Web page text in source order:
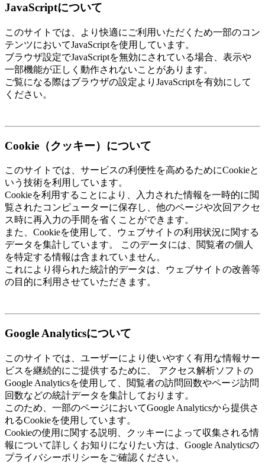
JavaScriptについて
このサイトでは、より快適にご利用いただくため一部のコン
テンツにおいてJavaScriptを使用しています。
ブラウザ設定でJavaScriptを無効にされている場合、表示や
一部機能が正しく動作されないことがあります。
ご覧になる際はブラウザの設定よりJavaScriptを有効にして
ください。
Cookie（クッキー）について
このサイトでは、サービスの利便性を高めるためにCookieと
いう技術を利用しています。
Cookieを利用することにより、入力された情報を一時的に閲
覧されたコンピューターに保存し、他のページや次回アクセ
ス時に再入力の手間を省くことができます。
また、Cookieを使用して、ウェブサイトの利用状況に関する
データを集計しています。 このデータには、閲覧者の個人
を特定する情報は含まれていません。
これにより得られた統計的データは、ウェブサイトの改善等
の目的に利用させていただきます。
Google Analyticsについて
このサイトでは、ユーザーにより使いやすく有用な情報サー
ビスを継続的にご提供するために、 アクセス解析ソフトの
Google Analyticsを使用して、閲覧者の訪問回数やページ訪問
回数などの統計データを集計しております。
このため、一部のページにおいてGoogle Analyticsから提供さ
れるCookieを使用しています。
Cookieの使用に関する説明、クッキーによって収集される情
報について詳しくお知りになりたい方は、Google Analyticsの
プライバシーポリシーをご確認ください。